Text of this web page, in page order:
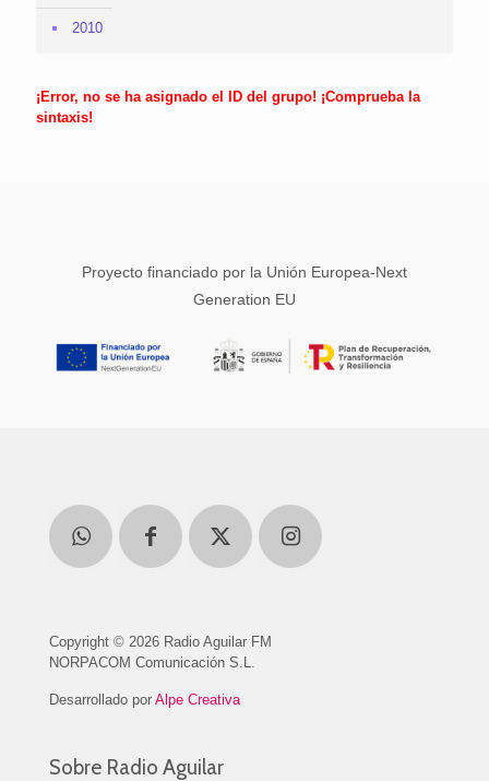
2010
¡Error, no se ha asignado el ID del grupo! ¡Comprueba la
sintaxis!
Proyecto financiado por la Unión Europea-Next
Generation EU
Copyright © 2026 Radio Aguilar FM
NORPACOM Comunicación S.L.
Desarrollado por Alpe Creativa
Sobre Radio Aguilar